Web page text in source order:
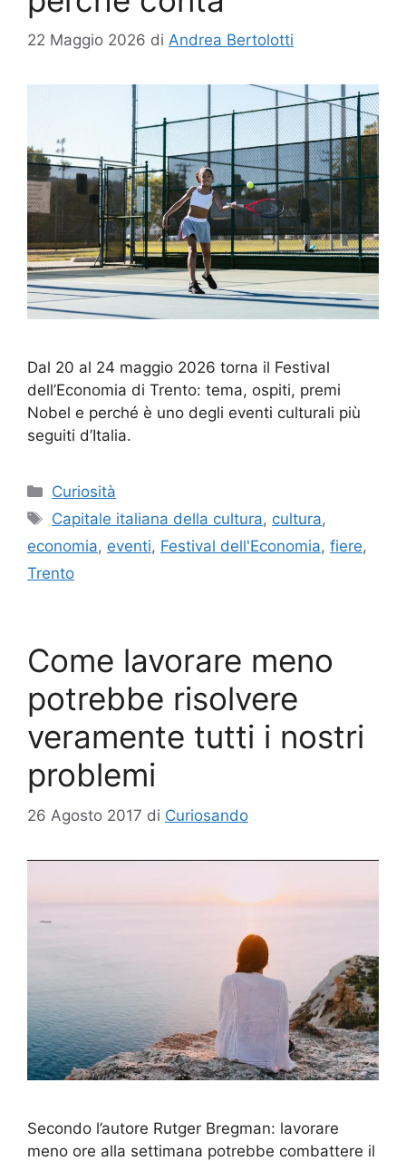
22 Maggio 2026 di Andrea Bertolotti
Dal 20 al 24 maggio 2026 torna il Festival
dell’Economia di Trento: tema, ospiti, premi
Nobel e perché è uno degli eventi culturali più
seguiti d’Italia.
Categorie
Curiosità
Tag
Capitale italiana della cultura, cultura,
economia, eventi, Festival dell'Economia, fiere,
Trento
Come lavorare meno
potrebbe risolvere
veramente tutti i nostri
problemi
26 Agosto 2017 di Curiosando
Secondo l’autore Rutger Bregman: lavorare
meno ore alla settimana potrebbe combattere il